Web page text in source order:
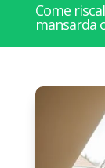
Come
mansarda